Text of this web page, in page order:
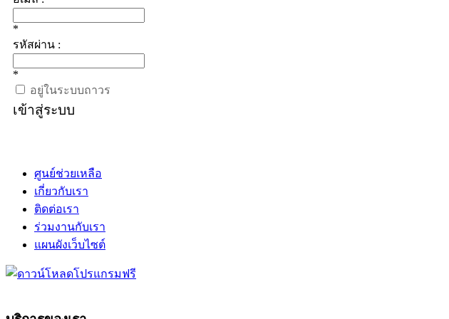
*
รหัสผ่าน :
*
อยู่ในระบบถาวร
เข้าสู่ระบบ
ศูนย์ช่วยเหลือ
เกี่ยวกับเรา
ติดต่อเรา
ร่วมงานกับเรา
แผนผังเว็บไซต์